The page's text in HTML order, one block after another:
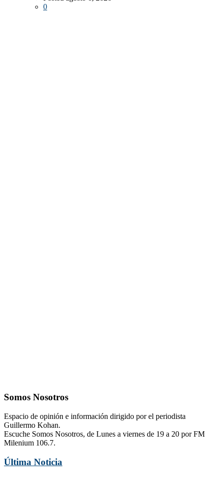
0
Somos Nosotros
Espacio de opinión e información dirigido por el periodista
Guillermo Kohan.
Escuche Somos Nosotros, de Lunes a viernes de 19 a 20 por FM
Milenium 106.7.
Última Noticia